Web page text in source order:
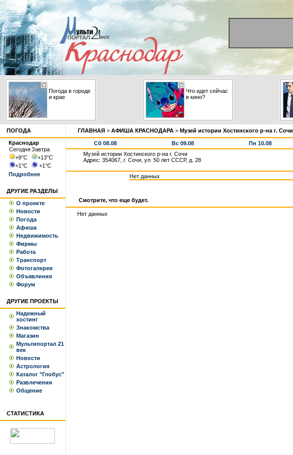
Погода в городе
и крае
Что идет сейчас
в кино?
ПОГОДА
Краснодар
СегодняЗавтра
+9°С +13°С
+1°С +1°С
Подробнее
ДРУГИЕ РАЗДЕЛЫ
О проекте
Новости
Погода
Афиша
Недвижимость
Фирмы
Работа
Транспорт
Фотогалерея
Объявления
Форум
ДРУГИЕ ПРОЕКТЫ
Надежный
хостинг
Знакомства
Магазин
Мультипортал 21
век
Новости
Астрология
Каталог "Глобус"
Развлечения
Общение
СТАТИСТИКА
ГЛАВНАЯ > АФИША КРАСНОДАРА > Музей истории Хостинского р-на г. Сочи
Сб 08.08 Вс 09.08 Пн 10.08
Музей истории Хостинского р-на г. Сочи
Адрес: 354067, г. Сочи, ул. 50 лет СССР, д. 28
Нет данных
Смотрите, что еще будет.
Нет данных